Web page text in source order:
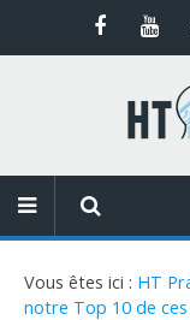
Vous êtes ici : HT
notre Top 10 de